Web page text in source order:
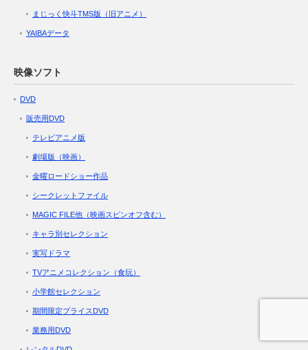
まじっく快斗TMS版（旧アニメ）
YAIBAデータ
映像ソフト
DVD
販売用DVD
テレビアニメ版
劇場版（映画）
金曜ロードショー作品
シークレットファイル
MAGIC FILE他（映画スピンオフ含む）
キャラ別セレクション
実写ドラマ
TVアニメコレクション（食玩）
小学館セレクション
期間限定プライスDVD
業務用DVD